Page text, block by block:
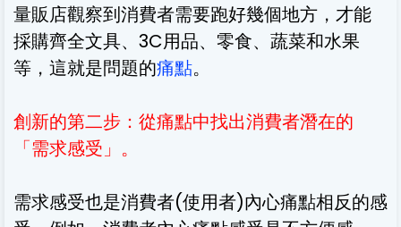
量販店觀察到消費者需要跑好幾個地方，才能
採購齊全文具、3C用品、零食、蔬菜和水果
等，這就是問題的痛點。
創新的第二步 ： 從痛點中找出消費者潛在的
「需求感受」 。
需求感受也是消費者(使用者)內心痛點相反的感